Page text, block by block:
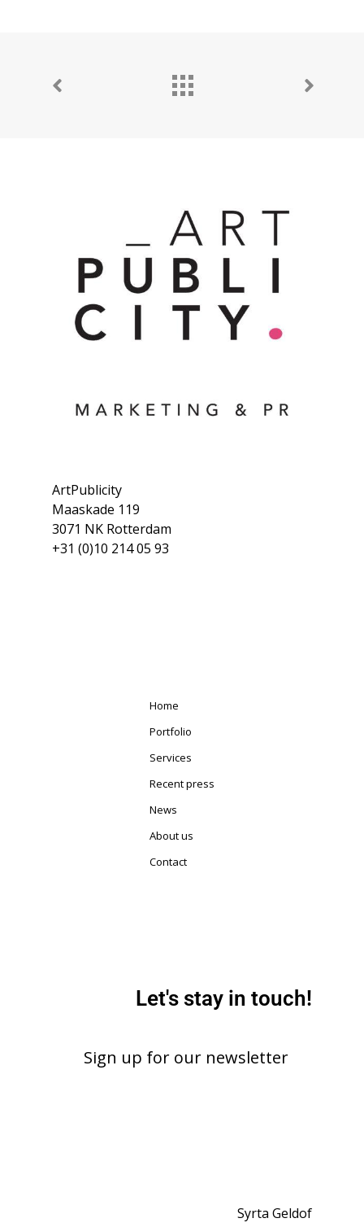
ArtPublicity
Maaskade 119
3071 NK Rotterdam
+31 (0)10 214 05 93
Home
Portfolio
Services
Recent press
News
About us
Contact
Let's stay in touch!
Sign up for our newsletter
Syrta Geldof